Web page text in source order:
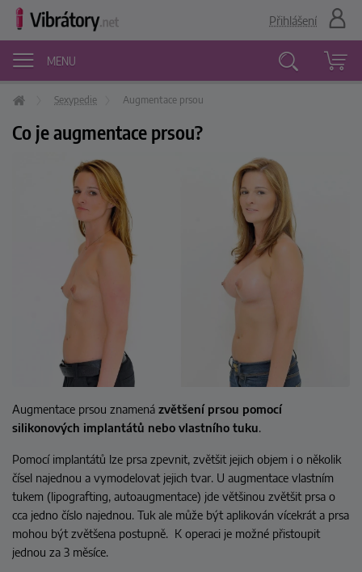
MENU
Přihlášení
Sexypedie Augmentace prsou
Co je augmentace prsou?
Augmentace prsou znamená zvětšení prsou pomocí
silikonových implantátů nebo vlastního tuku.
Pomocí implantátů lze prsa zpevnit, zvětšit jejich objem i o několik
čísel najednou a vymodelovat jejich tvar. U augmentace vlastním
tukem (lipografting, autoaugmentace) jde většinou zvětšit prsa o
cca jedno číslo najednou. Tuk ale může být aplikován vícekrát a prsa
mohou být zvětšena postupně. K operaci je možné přistoupit
jednou za 3 měsíce.